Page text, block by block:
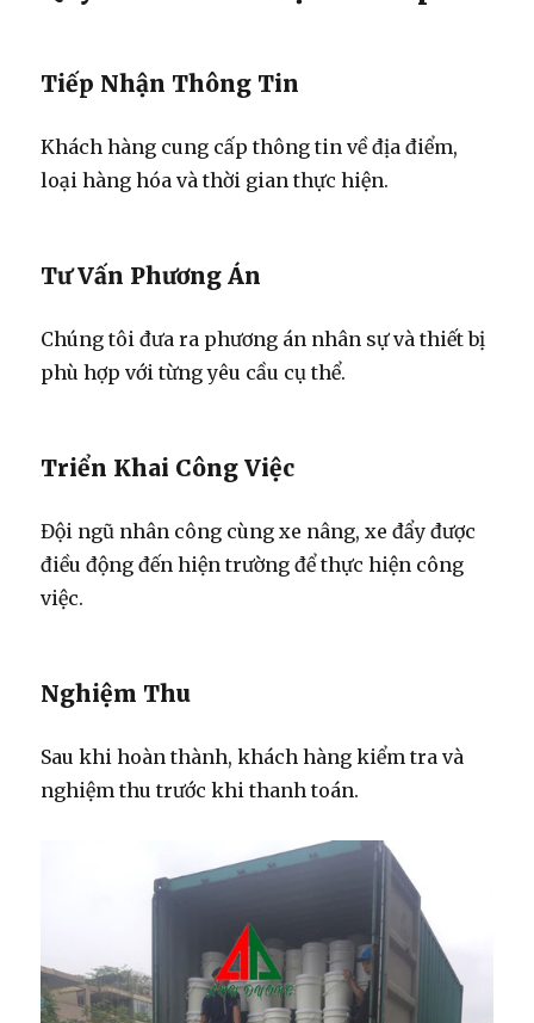
Tiếp Nhận Thông Tin
Khách hàng cung cấp thông tin về địa điểm,
loại hàng hóa và thời gian thực hiện.
Tư Vấn Phương Án
Chúng tôi đưa ra phương án nhân sự và thiết bị
phù hợp với từng yêu cầu cụ thể.
Triển Khai Công Việc
Đội ngũ nhân công cùng xe nâng, xe đẩy được
điều động đến hiện trường để thực hiện công
việc.
Nghiệm Thu
Sau khi hoàn thành, khách hàng kiểm tra và
nghiệm thu trước khi thanh toán.